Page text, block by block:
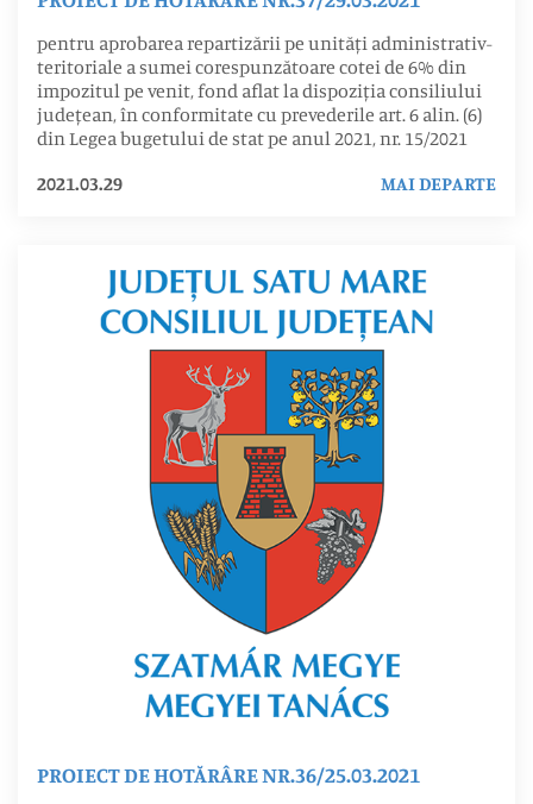
pentru aprobarea repartizării pe unități administrativ-
teritoriale a sumei corespunzătoare cotei de 6% din
impozitul pe venit, fond aflat la dispoziția consiliului
județean, în conformitate cu prevederile art. 6 alin. (6)
din Legea bugetului de stat pe anul 2021, nr. 15/2021
2021.03.29
MAI DEPARTE
PROIECT DE HOTĂRÂRE NR.36/25.03.2021